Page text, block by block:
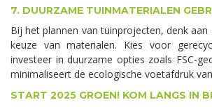
7. DUURZAME TUINMATERIALEN
Bij het plannen van tuinprojecten, denk aan
keuze van materialen. Kies voor
investeer in duurzame opties zoals FSC-
minimaliseert de ecologische voetafdruk
START 2025 GROEN! KOM LANGS IN